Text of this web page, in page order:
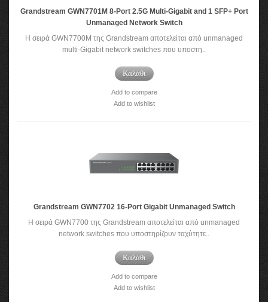
Grandstream GWN7701M 8-Port 2.5G Multi-Gigabit and 1 SFP+ Port
Unmanaged Network Switch
Η σειρά GWN7700M της Grandstream αποτελείται από unmanaged
multi-Gigabit network switches που υποστη..
Καλάθι
Add to compare
Add to wishlist
Grandstream GWN7702 16-Port Gigabit Unmanaged Switch
Η σειρά GWN7700 της Grandstream αποτελείται από unmanaged
network switches που υποστηρίζουν ταχύτητε..
Καλάθι
Add to compare
Add to wishlist